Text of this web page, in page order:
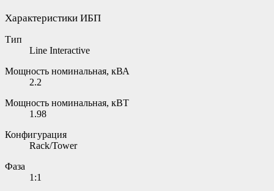
Характеристики ИБП
Тип
Line Interactive
Мощность номинальная, кВА
2.2
Мощность номинальная, кВТ
1.98
Конфигурация
Rack/Tower
Фаза
1:1